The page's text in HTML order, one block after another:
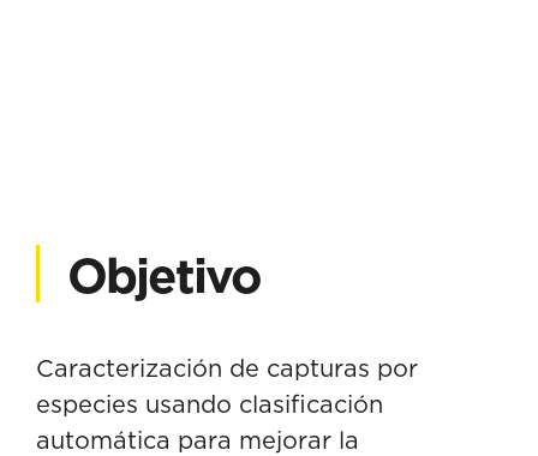
Objetivo
Caracterización de capturas por
especies usando clasificación
automática para mejorar la